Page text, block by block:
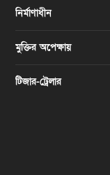
নির্মাণাধীন
মুক্তির অপেক্ষায়
টিজার-ট্রেলার